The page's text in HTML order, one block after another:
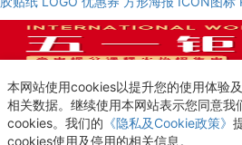
使用模板
红色创意教育机构劳动节促销微信公众号
新增至“收藏夹”
查看
本网站使用cookies以提升您的使用体验
相关数据。继续使用本网站表示您同意我
cookies。我们的 《隐私及Cookie政策》
cookies使用及停用的相关信息。